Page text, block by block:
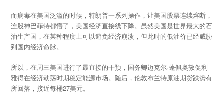
而病毒在美国泛滥的时候，特朗普一系列操作，让美国股票连续熔断，
连股神巴菲特都懵了，美国经济直接线下降。虽然美国是世界最大的石
油生产国，在某种程度上可以避免经济崩溃，但此时的低油价已经威胁
到国内经济命脉。
所以，在周三美国进行了最直接的干预，国务卿迈克尔·蓬佩奥敦促利
雅得在经济动荡时期稳定能源市场。随后，伦敦布兰特原油期货跌势有
所回落，接近每桶27美元。